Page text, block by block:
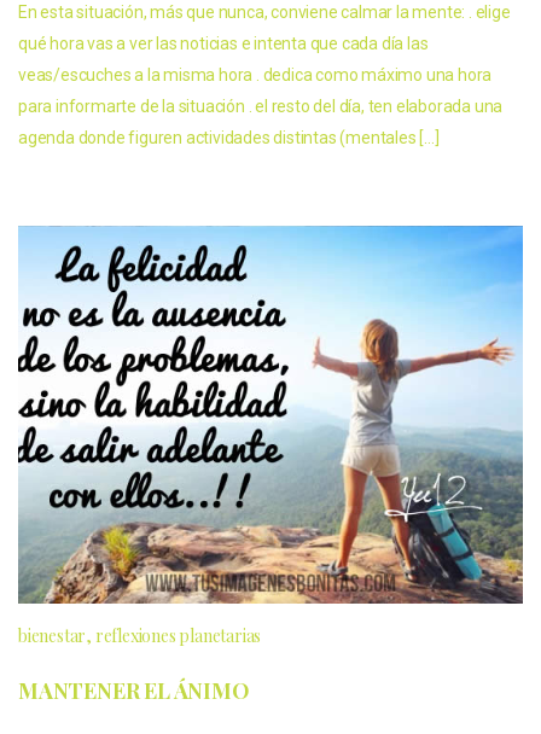
En esta situación, más que nunca, conviene calmar la mente: . elige
qué hora vas a ver las noticias e intenta que cada día las
veas/escuches a la misma hora . dedica como máximo una hora
para informarte de la situación . el resto del día, ten elaborada una
agenda donde figuren actividades distintas (mentales […]
bienestar reflexiones planetarias
MANTENER EL ÁNIMO